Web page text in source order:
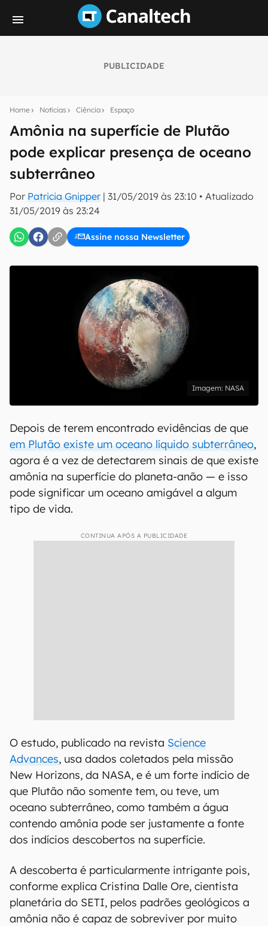
PUBLICIDADE
Home Notícias Ciência Espaço
Amônia na superfície de Plutão
pode explicar presença de oceano
subterrâneo
Por Patricia Gnipper | 31/05/2019 às 23:10 • Atualizado
31/05/2019 às 23:24
Assine nossa Newsletter
notícias e reviews sobre tecnologia em primeira
mão.
E-mail
inscreva-se
Confirmo que li, aceito e concordo com os Termos de
Uso e Política de Privacidade do Canaltech.
NASA
Depois de terem encontrado evidências de que
em Plutão existe um oceano líquido subterrâneo,
agora é a vez de detectarem sinais de que existe
amônia na superfície do planeta-anão — e isso
pode significar um oceano amigável a algum
tipo de vida.
CONTINUA APÓS A PUBLICIDADE
O estudo, publicado na revista Science
Advances, usa dados coletados pela missão
New Horizons, da NASA, e é um forte indício de
que Plutão não somente tem, ou teve, um
oceano subterrâneo, como também a água
contendo amônia pode ser justamente a fonte
dos indícios descobertos na superfície.
A descoberta é particularmente intrigante pois,
conforme explica Cristina Dalle Ore, cientista
planetária do SETI, pelos padrões geológicos a
amônia não é capaz de sobreviver por muito